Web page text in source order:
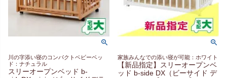
川の字添い寝のコンパクトベビーベッ
ド：ナチュラル
スリーオープンベッド b-
家族みんなでの添い寝が可能：ホワイト
【新品指定】スリーオープンベ
ッド b-side DX（ビーサイド デ